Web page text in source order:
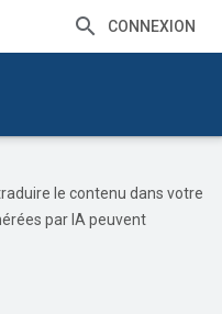
CONNEXION
le contenu dans votre
par IA peuvent